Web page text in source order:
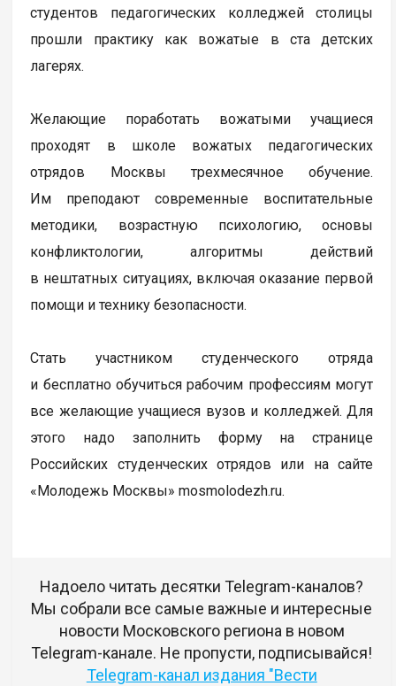
студентов педагогических колледжей столицы
прошли практику как вожатые в ста детских
лагерях.
Желающие поработать вожатыми учащиеся
проходят в школе вожатых педагогических
отрядов Москвы трехмесячное обучение.
Им преподают современные воспитательные
методики, возрастную психологию, основы
конфликтологии, алгоритмы действий
в нештатных ситуациях, включая оказание первой
помощи и технику безопасности.
Стать участником студенческого отряда
и бесплатно обучиться рабочим профессиям могут
все желающие учащиеся вузов и колледжей. Для
этого надо заполнить форму на странице
Российских студенческих отрядов или на сайте
«Молодежь Москвы» mosmolodezh.ru.
Надоело читать десятки Telegram-каналов?
Мы собрали все самые важные и интересные
новости Московского региона в новом
Telegram-канале. Не пропусти, подписывайся!
Telegram-канал издания "Вести